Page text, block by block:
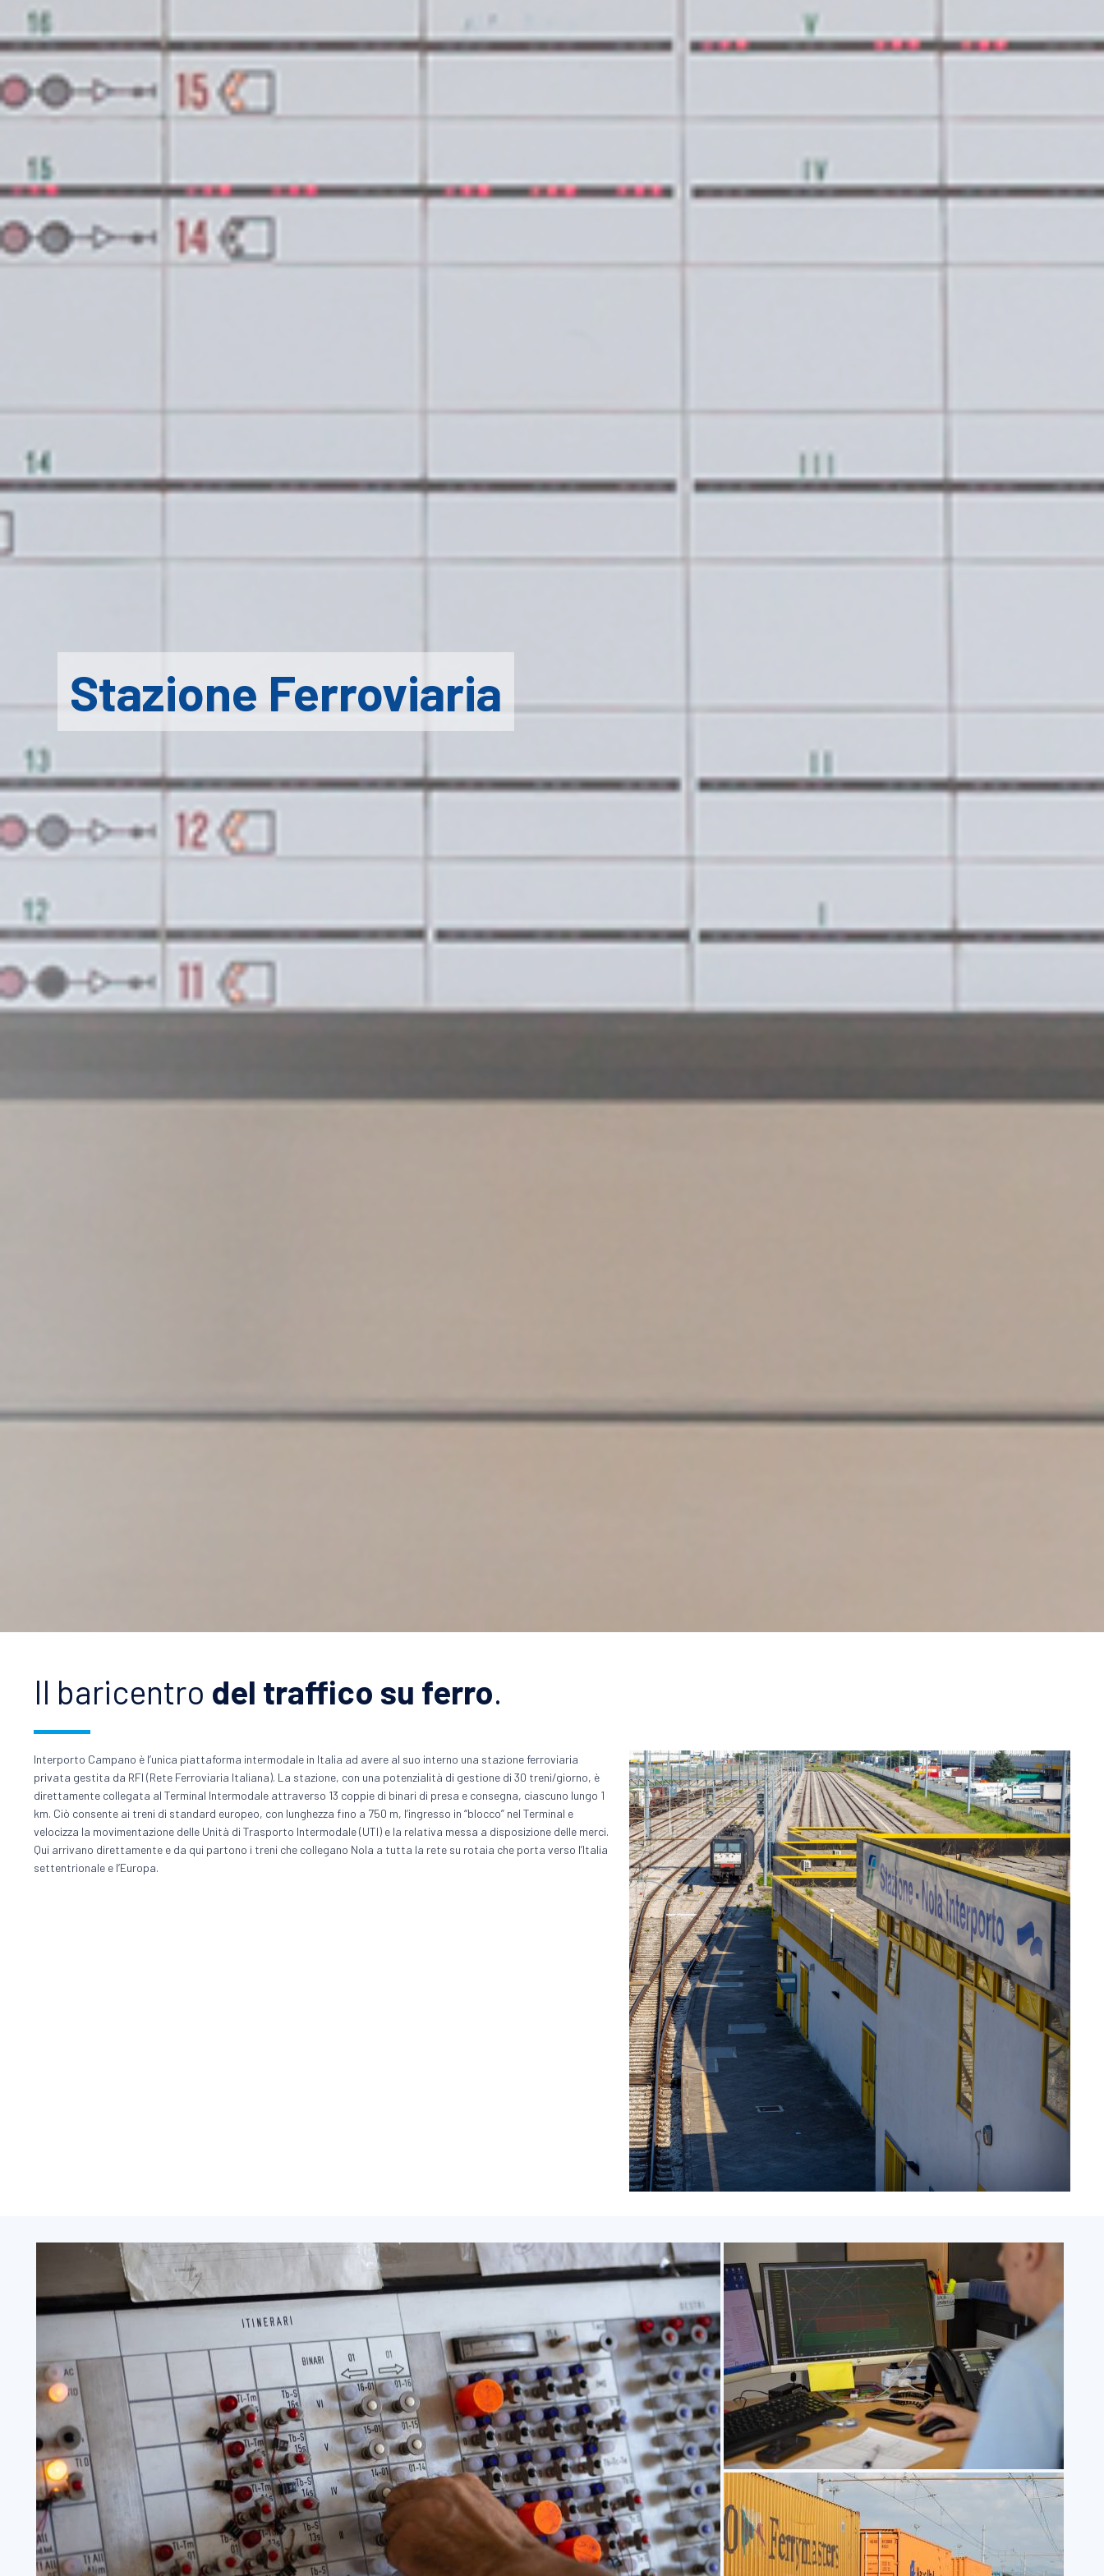
Stazione Ferroviaria
Il baricentro del traffico su ferro.
Interporto Campano è l’unica piattaforma intermodale in Italia ad avere al suo interno una stazione ferroviaria
privata gestita da RFI (Rete Ferroviaria Italiana). La stazione, con una potenzialità di gestione di 30 treni/giorno, è
direttamente collegata al Terminal Intermodale attraverso 13 coppie di binari di presa e consegna, ciascuno lungo 1
km. Ciò consente ai treni di standard europeo, con lunghezza fino a 750 m, l’ingresso in “blocco” nel Terminal e
velocizza la movimentazione delle Unità di Trasporto Intermodale (UTI) e la relativa messa a disposizione delle merci.
Qui arrivano direttamente e da qui partono i treni che collegano Nola a tutta la rete su rotaia che porta verso l’Italia
settentrionale e l’Europa.